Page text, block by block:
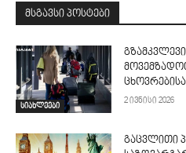
მსგავსი პოსტები
სიახლეები
2 ივნისი 2026
გაცვლითი